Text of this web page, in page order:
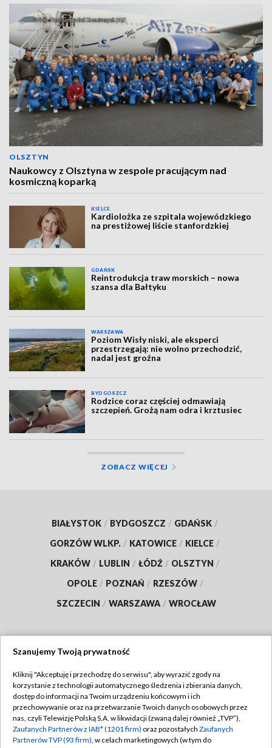
OLSZTYN
Naukowcy z Olsztyna w zespole pracującym nad
kosmiczną koparką
KIELCE
Kardiolożka ze szpitala wojewódzkiego
na prestiżowej liście stanfordzkiej
GDAŃSK
Reintrodukcja traw morskich – nowa
szansa dla Bałtyku
WARSZAWA
Poziom Wisły niski, ale eksperci
przestrzegają: nie wolno przechodzić,
nadal jest groźna
BYDGOSZCZ
Rodzice coraz częściej odmawiają
szczepień. Grożą nam odra i krztusiec
ZOBACZ WIĘCEJ
BIAŁYSTOK / BYDGOSZCZ / GDAŃSK /
GORZÓW WLKP. / KATOWICE / KIELCE /
KRAKÓW / LUBLIN / ŁÓDŹ / OLSZTYN /
OPOLE / POZNAŃ / RZESZÓW /
SZCZECIN / WARSZAWA / WROCŁAW
TVP
Abonament TVP
Emisja w TVP
Regulamin TVP
Polityka prywatności
Szanujemy Twoją prywatność
Kliknij "Akceptuję i przechodzę do serwisu", aby wyrazić zgody na
korzystanie z technologii automatycznego śledzenia i zbierania danych,
dostęp do informacji na Twoim urządzeniu końcowym i ich
przechowywanie oraz na przetwarzanie Twoich danych osobowych przez
nas, czyli Telewizję Polską S.A. w likwidacji (zwaną dalej również „TVP”),
Zaufanych Partnerów z IAB* (1201 firm) oraz pozostałych Zaufanych
Partnerów TVP (93 firm), w celach marketingowych (w tym do